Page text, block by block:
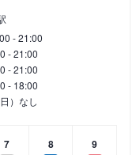
- 21:00
- 21:00
- 21:00
- 18:00
）なし
7
8
9